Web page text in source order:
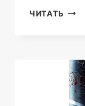
ЧИТАТЬ